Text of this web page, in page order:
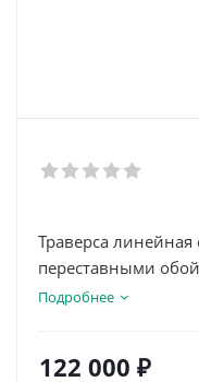
Траверса
переставными
использована для
ограниченной
Подробнее
122 000 ₽